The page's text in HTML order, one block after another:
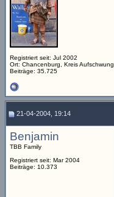
Registriert seit: Jul 2002
Ort: Chancenburg, Kreis Aufschwung
Beiträge: 35.725
21-04-2004, 19:14
Benjamin
TBB Family
Registriert seit: Mar 2004
Beiträge: 10.373